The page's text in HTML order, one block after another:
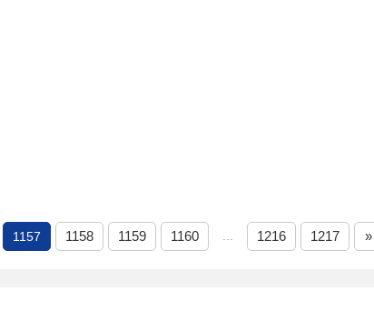
1157 1158 1159 1160 1216 1217 »